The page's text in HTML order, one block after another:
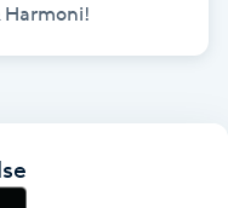
Harmoni!